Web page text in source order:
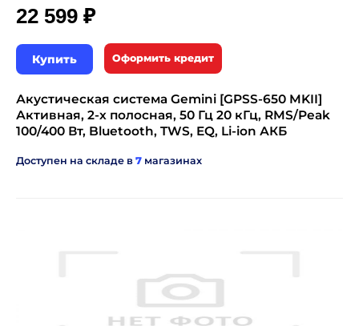
22 599 ₽
Купить Оформить кредит
Акустическая система Gemini [GPSS-650 MKII]
Активная, 2-х полосная, 50 Гц 20 кГц, RMS/Peak
100/400 Вт, Bluetooth, TWS, EQ, Li-ion АКБ
Доступен на складе в 7 магазинах